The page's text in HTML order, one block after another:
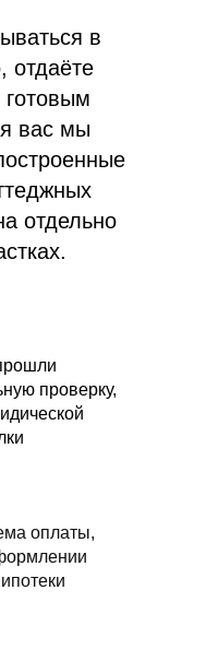
в
отдаёте
готовым
вас мы
отдельно
проверку,
оплаты,